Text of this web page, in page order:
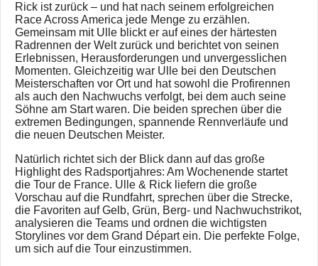
Rick ist zurück – und hat nach seinem erfolgreichen
Race Across America jede Menge zu erzählen.
Gemeinsam mit Ulle blickt er auf eines der härtesten
Radrennen der Welt zurück und berichtet von seinen
Erlebnissen, Herausforderungen und unvergesslichen
Momenten. Gleichzeitig war Ulle bei den Deutschen
Meisterschaften vor Ort und hat sowohl die Profirennen
als auch den Nachwuchs verfolgt, bei dem auch seine
Söhne am Start waren. Die beiden sprechen über die
extremen Bedingungen, spannende Rennverläufe und
die neuen Deutschen Meister.
Natürlich richtet sich der Blick dann auf das große
Highlight des Radsportjahres: Am Wochenende startet
die Tour de France. Ulle & Rick liefern die große
Vorschau auf die Rundfahrt, sprechen über die Strecke,
die Favoriten auf Gelb, Grün, Berg- und Nachwuchstrikot,
analysieren die Teams und ordnen die wichtigsten
Storylines vor dem Grand Départ ein. Die perfekte Folge,
um sich auf die Tour einzustimmen.